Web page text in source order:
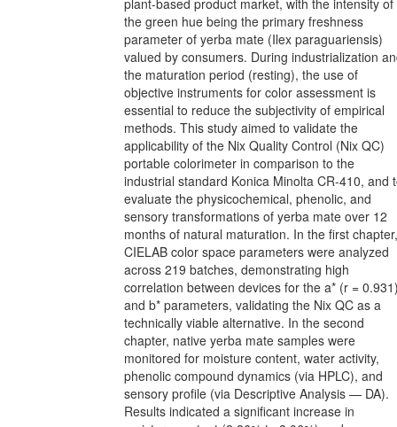
plant-based product market, with the intensity of
the green hue being the primary freshness
parameter of yerba mate (Ilex paraguariensis)
valued by consumers. During industrialization
the maturation period (resting), the use of
objective instruments for color assessment is
essential to reduce the subjectivity of empirical
methods. This study aimed to validate the
applicability of the Nix Quality Control (Nix QC)
portable colorimeter in comparison to the
industrial standard Konica Minolta CR-410, and
evaluate the physicochemical, phenolic, and
sensory transformations of yerba mate over 12
months of natural maturation. In the first chapter,
CIELAB color space parameters were analyzed
across 219 batches, demonstrating high
correlation between devices for the a* (r =
and b* parameters, validating the Nix QC as a
technically viable alternative. In the second
chapter, native yerba mate samples were
monitored for moisture content, water activity,
phenolic compound dynamics (via HPLC), and
sensory profile (via Descriptive Analysis — DA).
Results indicated a significant increase in